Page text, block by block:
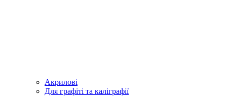
Акрилові
Для графіті та каліграфії